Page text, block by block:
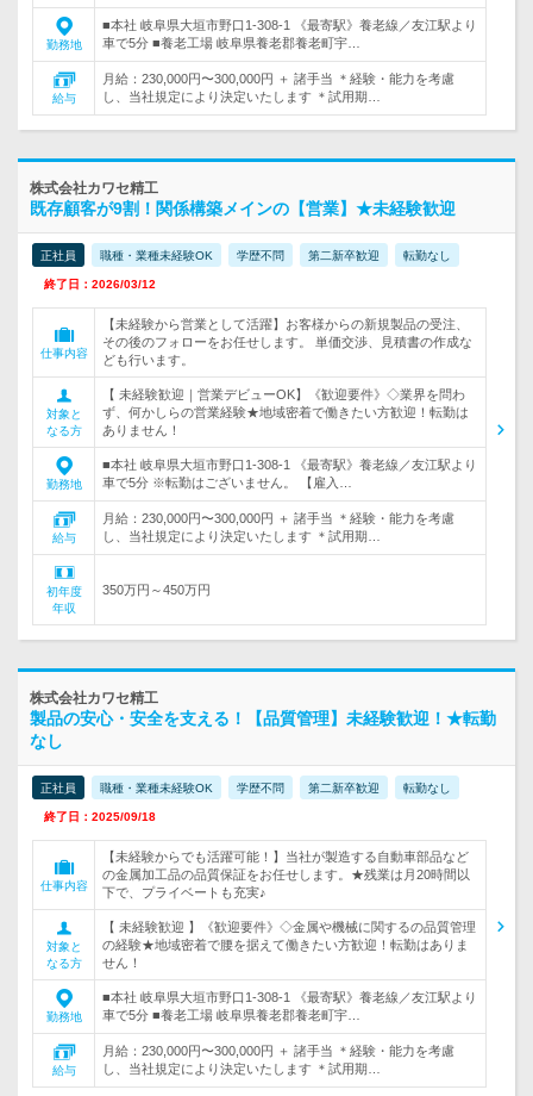
勤務地
■本社 岐阜県大垣市野口1-308-1 《最寄駅》養老線／友江駅より
車で5分 ■養老工場 岐阜県養老郡養老町宇…
給与
月給：230,000円〜300,000円 ＋ 諸手当 ＊経験・能力を考慮
し、当社規定により決定いたします ＊試用期…
株式会社カワセ精工
既存顧客が9割！関係構築メインの【営業】★未経験歓迎
正社員 職種・業種未経験OK 学歴不問 第二新卒歓迎 転勤なし
終了日：2026/03/12
仕事内容
【未経験から営業として活躍】お客様からの新規製品の受注、
その後のフォローをお任せします。 単価交渉、見積書の作成な
ども行います。
対象と
なる方
【 未経験歓迎｜営業デビューOK】《歓迎要件》◇業界を問わ
ず、何かしらの営業経験★地域密着で働きたい方歓迎！転勤は
ありません！
勤務地
■本社 岐阜県大垣市野口1-308-1 《最寄駅》養老線／友江駅より
車で5分 ※転勤はございません。 【雇入…
給与
月給：230,000円〜300,000円 ＋ 諸手当 ＊経験・能力を考慮
し、当社規定により決定いたします ＊試用期…
初年度
年収
350万円～450万円
株式会社カワセ精工
製品の安心・安全を支える！【品質管理】未経験歓迎！★転勤
なし
正社員 職種・業種未経験OK 学歴不問 第二新卒歓迎 転勤なし
終了日：2025/09/18
仕事内容
【未経験からでも活躍可能！】当社が製造する自動車部品など
の金属加工品の品質保証をお任せします。★残業は月20時間以
下で、プライベートも充実♪
対象と
なる方
【 未経験歓迎 】《歓迎要件》◇金属や機械に関するの品質管理
の経験★地域密着で腰を据えて働きたい方歓迎！転勤はありま
せん！
勤務地
■本社 岐阜県大垣市野口1-308-1 《最寄駅》養老線／友江駅より
車で5分 ■養老工場 岐阜県養老郡養老町宇…
給与
月給：230,000円〜300,000円 ＋ 諸手当 ＊経験・能力を考慮
し、当社規定により決定いたします ＊試用期…